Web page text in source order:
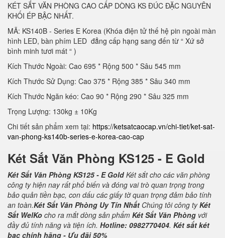
KÉT SẮT VĂN PHÒNG CAO CẤP DÒNG KS ĐÚC ĐẶC NGUYÊN
KHỐI ÉP BẬC NHẤT.
MÃ: KS140B - Series E Korea (Khóa điện tử thế hệ pin ngoài màn
hình LED, bàn phím LED đẳng cấp hạng sang đến từ “ Xứ sở
bình minh tươi mát “ )
Kích Thước Ngoài: Cao 695 * Rộng 500 * Sâu 545 mm
Kích Thước Sử Dụng: Cao 375 * Rộng 385 * Sâu 340 mm
Kích Thước Ngăn kéo: Cao 90 * Rộng 290 * Sâu 325 mm
Trọng Lượng: 130kg ± 10Kg
Chi tiết sản phẩm xem tại: https://ketsatcaocap.vn/chi-tiet/ket-sat-
van-phong-ks140b-series-e-korea-cao-cap
Két Sắt Văn Phòng KS125 - E Gold
Két Sắt Văn Phòng KS125 - E GoldKét sắt cho các văn phòng
công ty hiện nay rất phổ biến và đóng vai trò quan trọng trong
bảo quản tiền bạc, con dấu các giấy tờ quan trọng đảm bảo tính
an toàn.Két Sắt Văn Phòng Uy Tín Nhất Chúng tôi công tyKét
Sắt WelKo cho ra mắt dòng sản phẩm Két Sắt Văn Phòng với
đầy đủ tính năng và tiện ích. Hotline: 0982770404. Két sắt két
bạc chính hãng - Ưu đãi 50%